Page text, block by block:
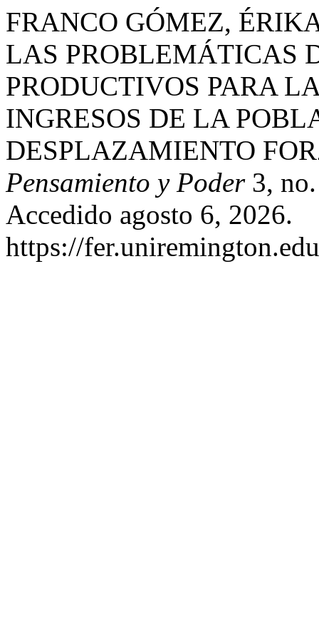
FRANCO GÓMEZ,
LAS PROBLEMÁTICAS
PRODUCTIVOS PARA
INGRESOS DE LA
DESPLAZAMIENTO
Pensamiento y Poder3, no.
Accedido agosto 6, 2026.
https://